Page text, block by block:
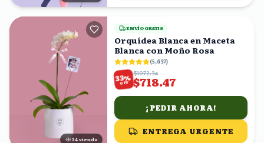
24 viendo
ENVÍO GRATIS
Orquídea Blanca en Maceta
Blanca con Moño Rosa
(5,637)
33%
OFF
$1072.34
$718.47
¡PEDIR AHORA!
ENTREGA URGENTE